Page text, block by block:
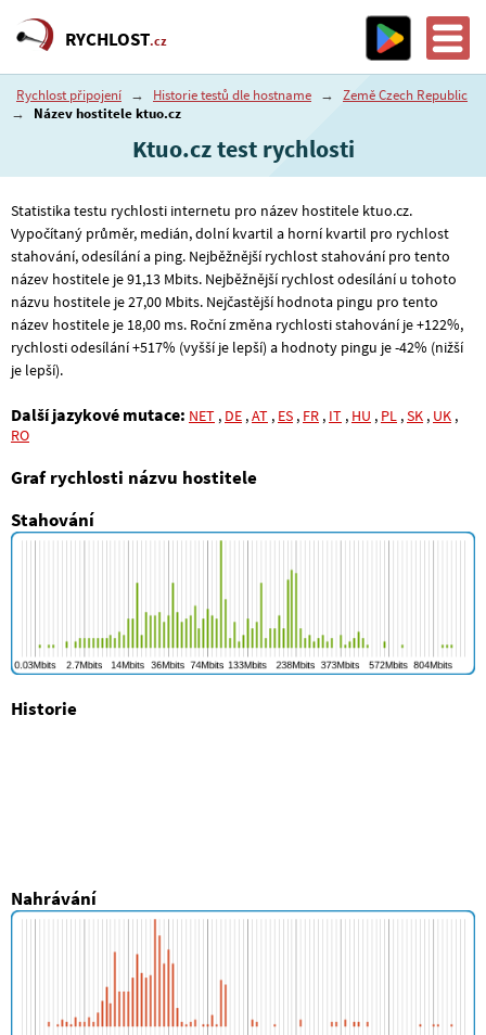
RYCHLOST.cz
Rychlost připojení → Historie testů dle hostname → Země Czech Republic
→
Název hostitele ktuo.cz
Ktuo.cz test rychlosti
Statistika testu rychlosti internetu pro název hostitele ktuo.cz.
Vypočítaný průměr, medián, dolní kvartil a horní kvartil pro rychlost
stahování, odesílání a ping. Nejběžnější rychlost stahování pro tento
název hostitele je 91,13 Mbits. Nejběžnější rychlost odesílání u tohoto
názvu hostitele je 27,00 Mbits. Nejčastější hodnota pingu pro tento
název hostitele je 18,00 ms. Roční změna rychlosti stahování je +122%,
rychlosti odesílání +517% (vyšší je lepší) a hodnoty pingu je -42% (nižší
je lepší).
Další jazykové mutace: NET , DE ,AT , ES , FR , IT , HU , PL ,SK , UK ,
RO
Graf rychlosti názvu hostitele
Stahování
Historie
Nahrávání